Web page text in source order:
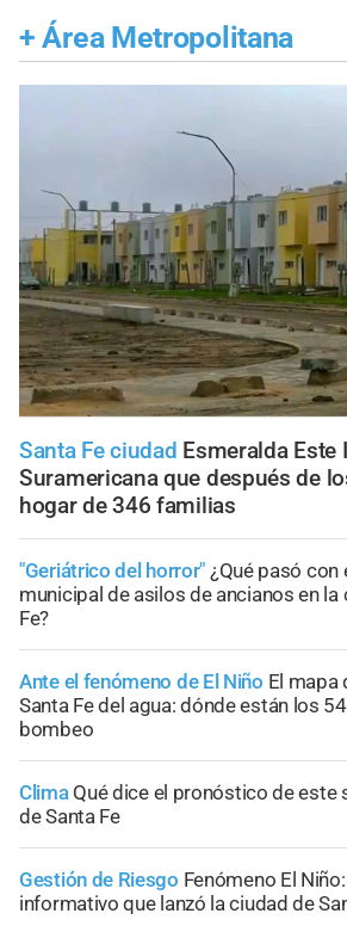
+ Área Metropolitana
Santa Fe ciudad Esmeralda Este
Suramericana que después de
hogar de 346 familias
"Geriátrico del horror" ¿Qué pasó
municipal de asilos de ancianos en la
Fe?
Ante el fenómeno de El Niño El mapa
Santa Fe del agua: dónde están los
bombeo
Clima Qué dice el pronóstico de este
de Santa Fe
Gestión de Riesgo Fenómeno El
informativo que lanzó la ciudad de